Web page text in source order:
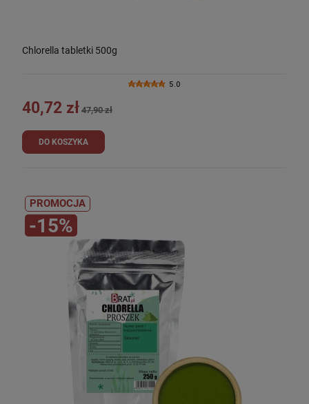
Chlorella tabletki 500g
5.0
40,72 zł 47,90 zł
DO KOSZYKA
PROMOCJA
-15%